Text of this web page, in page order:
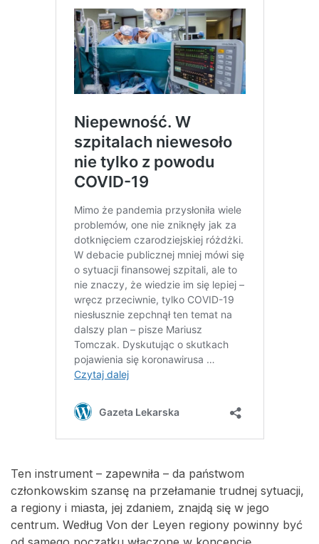
Ten instrument – zapewniła – da państwom
członkowskim szansę na przełamanie trudnej sytuacji,
a regiony i miasta, jej zdaniem, znajdą się w jego
centrum. Według Von der Leyen regiony powinny być